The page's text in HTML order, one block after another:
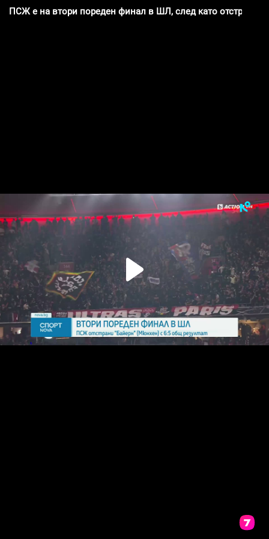
ПСЖ e на втори пореден финал в ШЛ, след като отстрани